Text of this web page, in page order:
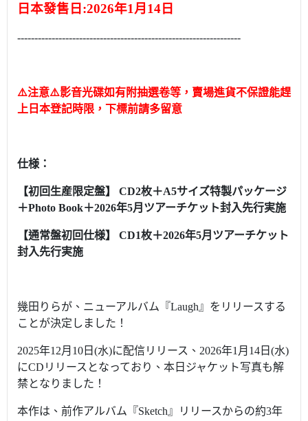
日本發售日:2026年1月14日
-----------------------------------------------------------------
⚠️注意⚠️影音光碟如有附抽選卷等，賣場進貨不保證能趕
上日本登記時限，下標前請多留意
仕様：
【初回生産限定盤】 CD2枚＋A5サイズ特製パッケージ
＋Photo Book＋2026年5月ツアーチケット封入先行実施
【通常盤初回仕様】 CD1枚＋2026年5月ツアーチケット
封入先行実施
幾田りらが、ニューアルバム『Laugh』をリリースする
ことが決定しました！
2025年12月10日(水)に配信リリース、2026年1月14日(水)
にCDリリースとなっており、本日ジャケット写真も解
禁となりました！
本作は、前作アルバム『Sketch』リリースからの約3年